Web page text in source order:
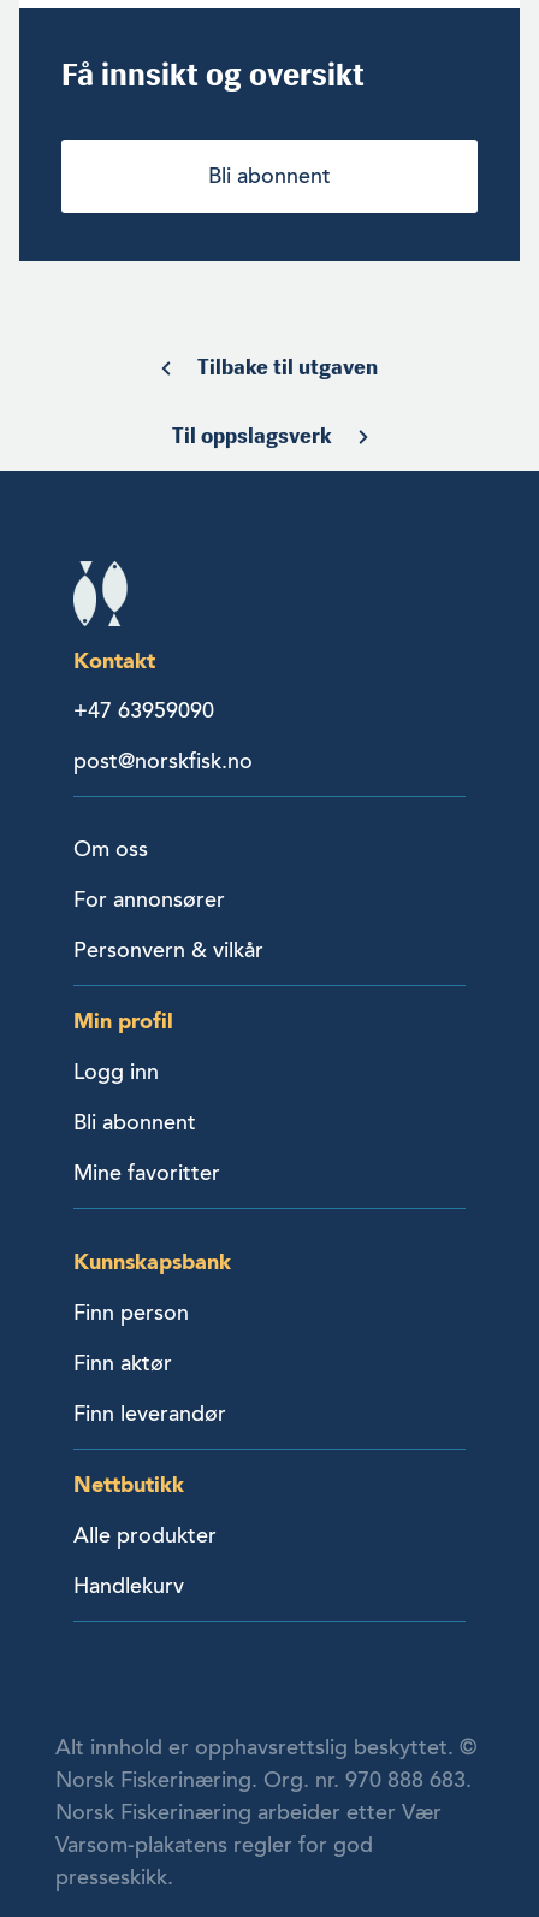
Få innsikt og oversikt
Bli abonnent
Tilbake til utgaven
Til oppslagsverk
Kontakt
+47 63959090
post@norskfisk.no
Om oss
For annonsører
Personvern & vilkår
Min profil
Logg inn
Bli abonnent
Mine favoritter
Kunnskapsbank
Finn person
Finn aktør
Finn leverandør
Nettbutikk
Alle produkter
Handlekurv
Alt innhold er opphavsrettslig beskyttet. ©
Norsk Fiskerinæring. Org. nr. 970 888 683.
Norsk Fiskerinæring arbeider etter Vær
Varsom-plakatens regler for god
presseskikk.